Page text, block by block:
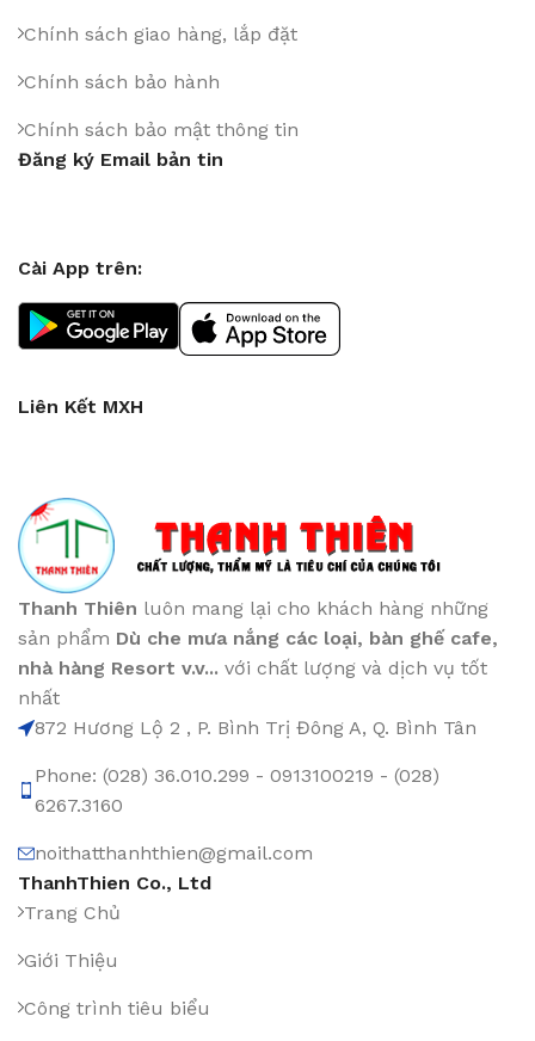
Chính sách giao hàng, lắp đặt
Chính sách bảo hành
Chính sách bảo mật thông tin
Đăng ký Email bản tin
Cài App trên:
Liên Kết MXH
Thanh Thiên luôn mang lại cho khách hàng những
sản phẩm Dù che mưa nắng các loại, bàn ghế cafe,
nhà hàng Resort v.v... với chất lượng và dịch vụ tốt
nhất
872 Hương Lộ 2 , P. Bình Trị Đông A, Q. Bình Tân
Phone: (028) 36.010.299 - 0913100219 - (028)
6267.3160
noithatthanhthien@gmail.com
ThanhThien Co., Ltd
Trang Chủ
Giới Thiệu
Công trình tiêu biểu